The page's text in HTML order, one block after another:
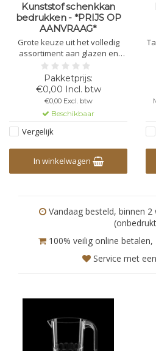
Kunststof schenkkan
bedrukken - *PRIJS OP
AANVRAAG*
Grote keuze uit het volledig
assortiment aan glazen en
schenkkannen uit
polycarbonaat - Gelieve het
ontwerp of logo aan te leveren
in: vector bestand, met lijnen en
zonder pixels, PDF, AI of EPS -
Levering 10 -12 werkdagen
€0,00 Incl. btw
€0,00 Excl. btw
Beschikbaar
Vergelijk
In winkelwagen
Vandaag besteld, binnen
100% veilig online
Service met